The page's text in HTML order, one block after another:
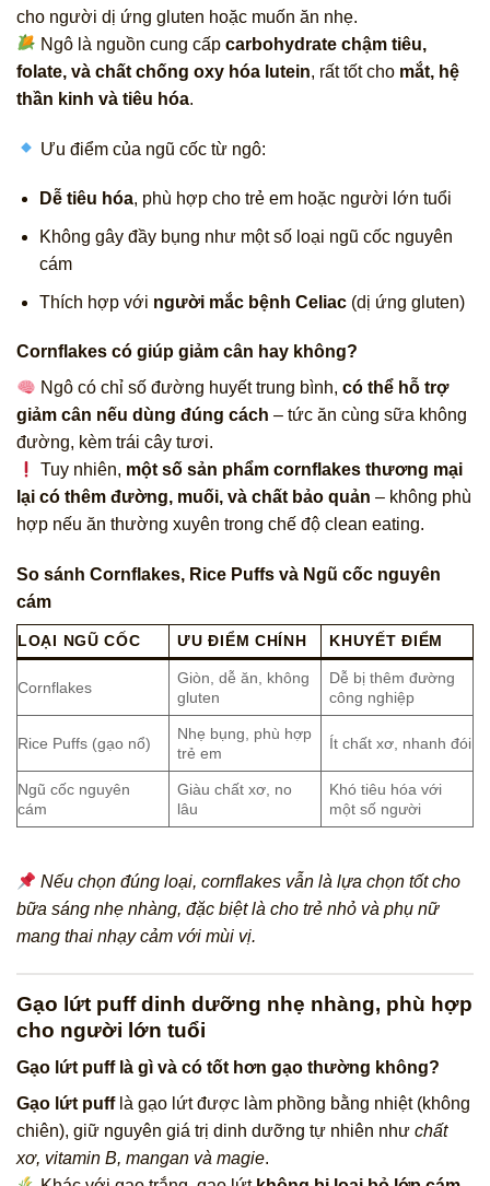
cho người dị ứng gluten hoặc muốn ăn nhẹ.
Ngô là nguồn cung cấpcarbohydrate chậm tiêu,
folate, và chất chống oxy hóa lutein, rất tốt cho mắt, hệ
thần kinh và tiêu hóa.
Ưu điểm của ngũ cốc từ ngô:
Dễ tiêu hóa, phù hợp cho trẻ em hoặc người lớn tuổi
Không gây đầy bụng như một số loại ngũ cốc nguyên
cám
Thích hợp với người mắc bệnh Celiac(dị ứng gluten)
Cornflakes có giúp giảm cân hay không?
Ngô có chỉ số đường huyết trung bình,có thể hỗ trợ
giảm cân nếu dùng đúng cách – tức ăn cùng sữa không
đường, kèm trái cây tươi.
Tuy nhiên, một số sản phẩm cornflakes thương mại
lại có thêm đường, muối, và chất bảo quản – không phù
hợp nếu ăn thường xuyên trong chế độ clean eating.
So sánh Cornflakes, Rice Puffs và Ngũ cốc nguyên
cám
LOẠI NGŨ CỐC ƯU ĐIỂM CHÍNH KHUYẾT ĐIỂM
Cornflakes
Giòn, dễ ăn, không
gluten
Dễ bị thêm đường
công nghiệp
Rice Puffs (gạo nổ)
Nhẹ bụng, phù hợp
trẻ em
Ít chất xơ, nhanh đói
Ngũ cốc nguyên
cám
Giàu chất xơ, no
lâu
Khó tiêu hóa với
một số người
Nếu chọn đúng loại, cornflakes vẫn là lựa chọn tốt cho
bữa sáng nhẹ nhàng, đặc biệt là cho trẻ nhỏ và phụ nữ
mang thai nhạy cảm với mùi vị.
Gạo lứt puff dinh dưỡng nhẹ nhàng, phù hợp
cho người lớn tuổi
Gạo lứt puff là gì và có tốt hơn gạo thường không?
Gạo lứt pufflà gạo lứt được làm phồng bằng nhiệt (không
chiên), giữ nguyên giá trị dinh dưỡng tự nhiên như chất
xơ, vitamin B, mangan và magie.